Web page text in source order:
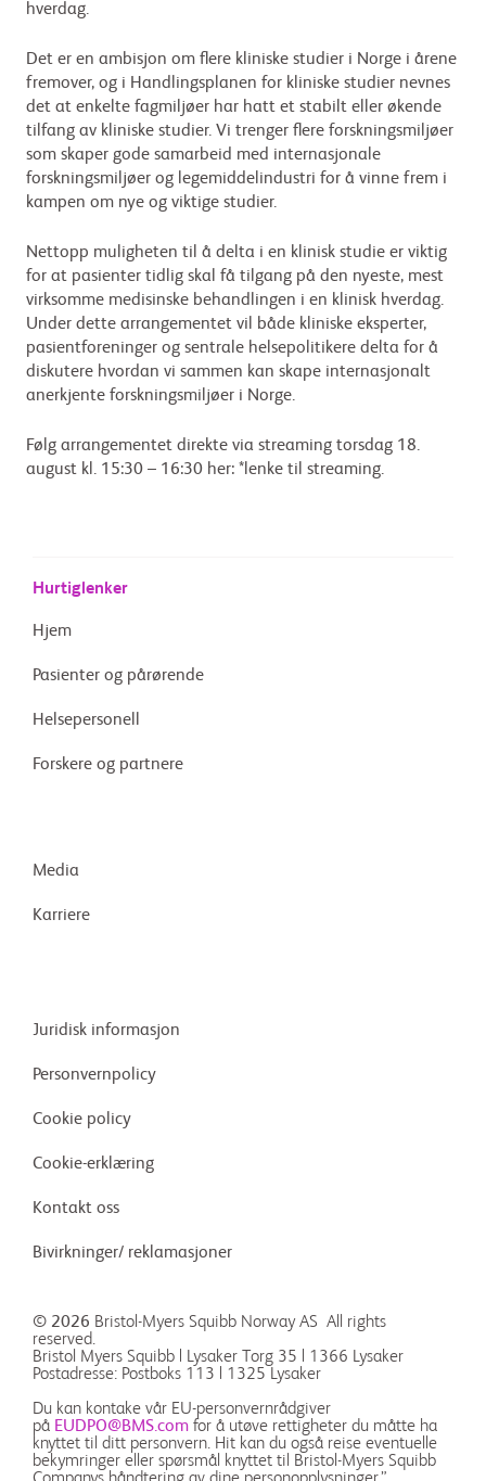
hverdag.
Det er en ambisjon om flere kliniske studier i Norge i årene
fremover, og i Handlingsplanen for kliniske studier nevnes
det at enkelte fagmiljøer har hatt et stabilt eller økende
tilfang av kliniske studier. Vi trenger flere forskningsmiljøer
som skaper gode samarbeid med internasjonale
forskningsmiljøer og legemiddelindustri for å vinne frem i
kampen om nye og viktige studier.
Nettopp muligheten til å delta i en klinisk studie er viktig
for at pasienter tidlig skal få tilgang på den nyeste, mest
virksomme medisinske behandlingen i en klinisk hverdag.
Under dette arrangementet vil både kliniske eksperter,
pasientforeninger og sentrale helsepolitikere delta for å
diskutere hvordan vi sammen kan skape internasjonalt
anerkjente forskningsmiljøer i Norge.
Følg arrangementet direkte via streaming torsdag 18.
august kl. 15:30 – 16:30 her: *lenke til streaming.
Hurtiglenker
Hjem
Pasienter og pårørende
Helsepersonell
Forskere og partnere
Media
Karriere
Juridisk informasjon
Personvernpolicy
Cookie policy
Cookie-erklæring
Kontakt oss
Bivirkninger/ reklamasjoner
© 2026 Bristol-Myers Squibb Norway AS All rights
reserved.
Bristol Myers Squibb | Lysaker Torg 35 | 1366 Lysaker
Postadresse: Postboks 113 | 1325 Lysaker
Du kan kontake vår EU-personvernrådgiver
på EUDPO@BMS.com for å utøve rettigheter du måtte ha
knyttet til ditt personvern. Hit kan du også reise eventuelle
bekymringer eller spørsmål knyttet til Bristol-Myers Squibb